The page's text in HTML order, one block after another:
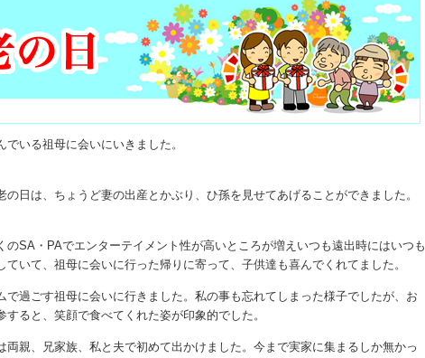
でいる祖母に会いにいきました。
の日は、ちょうど妻の出産とかぶり、ひ孫を見せてあげることができました。
のSA・PAでエンターテイメント性が高いところが増えいつも遠出時にはいつも
ていて、祖母に会いに行った帰りに寄って、子供達も喜んでくれてました。
で過ごす祖母に会いに行きました。私の事も忘れてしまった様子でしたが、お
すると、笑顔で食べてくれた姿が印象的でした。
両親、兄家族、私と夫で初めて出かけました。今まで実家に集まるしか無かっ